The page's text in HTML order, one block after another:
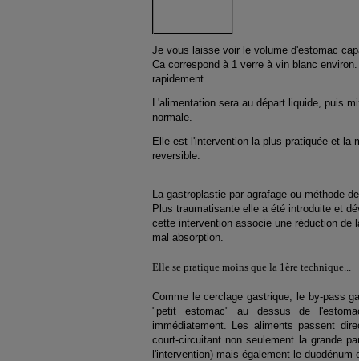
Je vous laisse voir le volume d'estomac
Ca correspond à 1 verre à vin blanc
rapidement.
L'alimentation sera au départ liquide, puis
normale.
Elle est l'intervention la plus pratiquée et la
reversible.
La gastroplastie par agrafage ou méthode
Plus traumatisante elle a été introduite et
cette intervention associe une réduction de
mal absorption.
Elle se pratique moins que la 1ère technique...
Comme le cerclage gastrique, le by-pass
"petit estomac" au dessus de
immédiatement. Les aliments passent
court-circuitant non seulement la grande
l'intervention) mais également le duodénum